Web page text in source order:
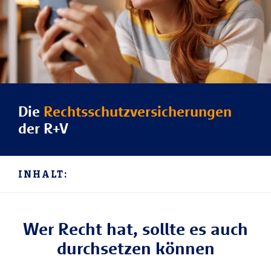
Die Rechtsschutzversicherungen
der R+V
INHALT:
Wer Recht hat, sollte es auch
durchsetzen können